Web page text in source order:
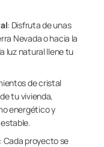
: Disfruta de unas
Nevada o hacia la
luz natural llene tu
de cristal
tu vivienda,
energético y
: Cada proyecto se